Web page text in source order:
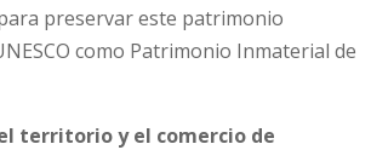
preservar este patrimonio
como Patrimonio Inmaterial de
territorio y el comercio de